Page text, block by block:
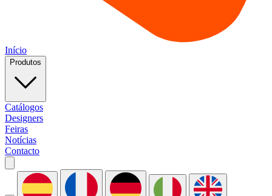
Início
Produtos
Catálogos
Designers
Feiras
Notícias
Contacto